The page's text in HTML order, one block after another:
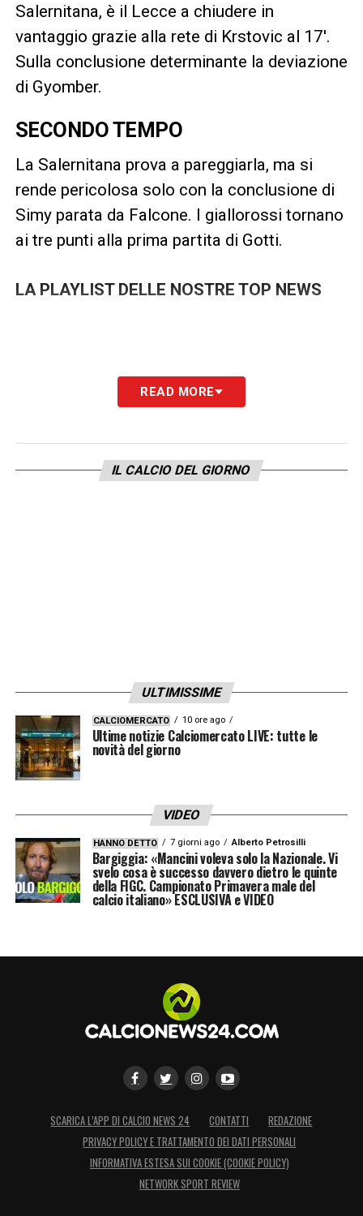
Salernitana, è il Lecce a chiudere in
vantaggio grazie alla rete di Krstovic al 17′.
Sulla conclusione determinante la deviazione
di Gyomber.
SECONDO TEMPO
La Salernitana prova a pareggiarla, ma si
rende pericolosa solo con la conclusione di
Simy parata da Falcone. I giallorossi tornano
ai tre punti alla prima partita di Gotti.
LA PLAYLIST DELLE NOSTRE TOP NEWS
READ MORE
IL CALCIO DEL GIORNO
ULTIMISSIME
CALCIOMERCATO 10 ore ago
Ultime notizie Calciomercato LIVE: tutte le
novità del giorno
VIDEO
HANNO DETTO 7 giorni ago Alberto Petrosilli
Bargiggia: «Mancini voleva solo la Nazionale. Vi
svelo cosa è successo davvero dietro le quinte
della FIGC. Campionato Primavera male del
calcio italiano» ESCLUSIVA e VIDEO
SCARICA L’APP DI CALCIO NEWS 24 CONTATTI
REDAZIONE
PRIVACY POLICY E TRATTAMENTO DEI DATI PERSONALI
INFORMATIVA ESTESA SUI COOKIE (COOKIE POLICY)
NETWORK SPORT REVIEW